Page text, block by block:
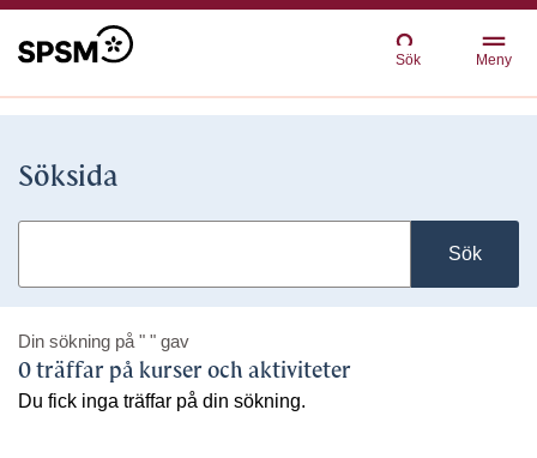
Sök Meny
Söksida
Sök
Din sökning på " " gav
0 träffar på kurser och aktiviteter
Du fick inga träffar på din sökning.